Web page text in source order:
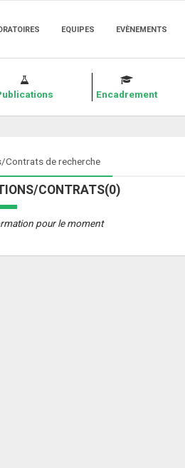
EQUIPES EVÈNEMENTS
Encadrement
Contrats de recherche
CONTRATS(0)
pour le moment